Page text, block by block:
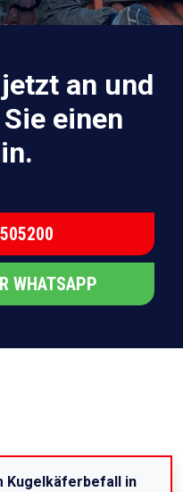
an und
einen
WHATSAPP
Kugelkäferbefall in